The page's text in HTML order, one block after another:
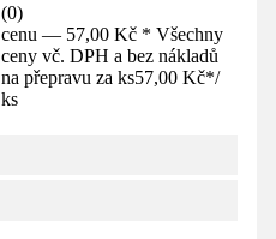
(0)
cenu — 57,00 Kč * Všechny
ceny vč. DPH a bez nákladů
na přepravu za ks57,00 Kč*/
ks